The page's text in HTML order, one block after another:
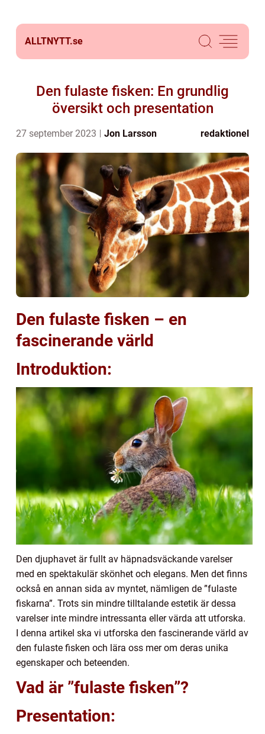
ALLTNYTT.se
Den fulaste fisken: En grundlig
översikt och presentation
27 september 2023 Jon Larsson redaktionel
Den fulaste fisken – en
fascinerande värld
Introduktion:
Den djuphavet är fullt av häpnadsväckande varelser
med en spektakulär skönhet och elegans. Men det finns
också en annan sida av myntet, nämligen de ”fulaste
fiskarna”. Trots sin mindre tilltalande estetik är dessa
varelser inte mindre intressanta eller värda att utforska.
I denna artikel ska vi utforska den fascinerande värld av
den fulaste fisken och lära oss mer om deras unika
egenskaper och beteenden.
Vad är ”fulaste fisken”?
Presentation: